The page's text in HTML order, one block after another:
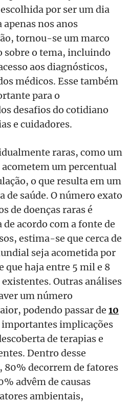
por ser um dia
nos anos
tornou-se um marco
sobre o tema, incluindo
aos diagnósticos,
médicos. Esse também
para o
desafios do cotidiano
e cuidadores.
raras, como um
acometem um percentual
o que resulta em um
saúde. O número exato
de doenças raras é
acordo com a fonte de
estima-se que cerca de
seja acometida por
que haja entre 5 mil e 8
Outras análises
um número
podendo passar de 10
importantes implicações
de terapias e
Dentro desse
80% decorrem de fatores
advêm de causas
ambientais,